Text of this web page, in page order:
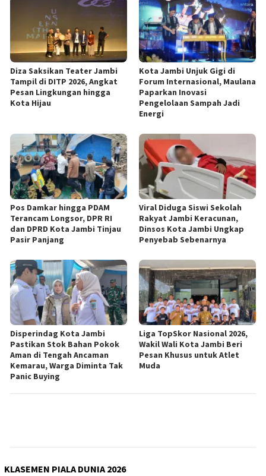
Diza Saksikan Teater Jambi
Tampil di DITP 2026, Angkat
Pesan Lingkungan hingga
Kota Hijau
Kota Jambi Unjuk Gigi di
Forum Internasional, Maulana
Paparkan Inovasi
Pengelolaan Sampah Jadi
Energi
Pos Damkar hingga PDAM
Terancam Longsor, DPR RI
dan DPRD Kota Jambi Tinjau
Pasir Panjang
Viral Diduga Siswi Sekolah
Rakyat Jambi Keracunan,
Dinsos Kota Jambi Ungkap
Penyebab Sebenarnya
Disperindag Kota Jambi
Pastikan Stok Bahan Pokok
Aman di Tengah Ancaman
Kemarau, Warga Diminta Tak
Panic Buying
Liga TopSkor Nasional 2026,
Wakil Wali Kota Jambi Beri
Pesan Khusus untuk Atlet
Muda
KLASEMEN PIALA DUNIA 2026